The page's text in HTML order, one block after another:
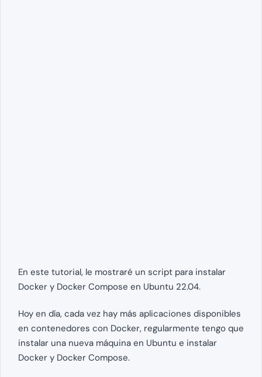
En este tutorial, le mostraré un script para instalar
Docker y Docker Compose en Ubuntu 22.04.
Hoy en día, cada vez hay más aplicaciones disponibles
en contenedores con Docker, regularmente tengo que
instalar una nueva máquina en Ubuntu e instalar
Docker y Docker Compose.